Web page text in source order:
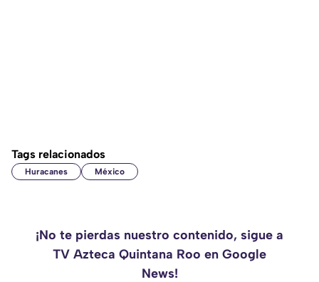
Tags relacionados
Huracanes México
¡No te pierdas nuestro contenido, sigue a
TV Azteca Quintana Roo en Google
News!